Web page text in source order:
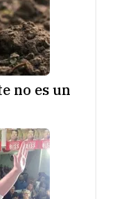
no es un